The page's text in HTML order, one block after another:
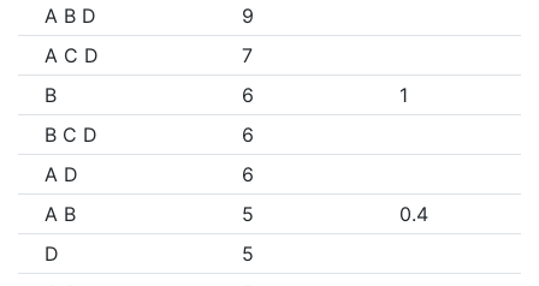
A B D
9
A C D
7
B
6
1
B C D
6
A D
6
A B
5
0.4
D
5